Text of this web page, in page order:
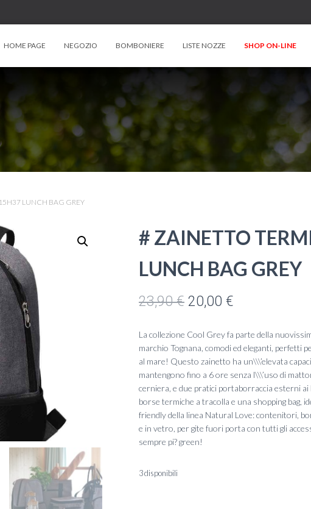
HOME PAGE NEGOZIO BOMBONIERE LISTE NOZZE SHOP ON-LINE
LUNCH BAG GREY
# ZAINETTO
LUNCH BAG GREY
23,90€ Il
originale
era:
23,90 €.
20,00 €
attuale
è:
20,00 €.
La collezione Cool Grey fa parte della
marchio Tognana, comodi ed eleganti, perfetti
al mare! Questo zainetto ha un\\\’elevata
mantengono fino a 6 ore senza l\\\’uso di
cerniera, e due pratici portaborraccia esterni ai
borse termiche a tracolla e una shopping bag,
friendly della linea Natural Love: contenitori,
e in vetro, per gite fuori porta con tutti gli
sempre pi? green!
3 disponibili